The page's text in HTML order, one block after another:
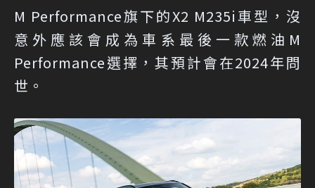
M Performance旗下的X2 M235i車型，沒
意外應該會成為車系最後一款燃油M
Performance選擇，其預計會在2024年問
世。